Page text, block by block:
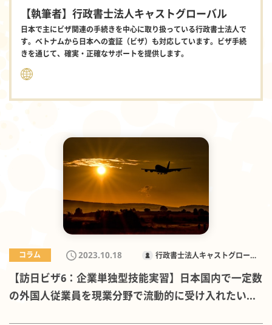
【執筆者】行政書士法人キャストグローバル
日本で主にビザ関連の手続きを中心に取り扱っている行政書士法人で
す。ベトナムから日本への査証（ビザ）も対応しています。ビザ手続
きを通じて、確実・正確なサポートを提供します。
コラム 2023.10.18
行政書士法人キャストグローバ
【訪日ビザ6：企業単独型技能実習】日本国内で一定数
の外国人従業員を現業分野で流動的に受け入れたい...